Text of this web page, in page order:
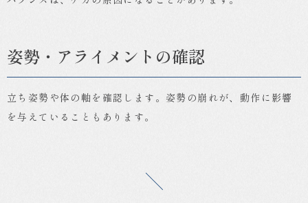
姿勢・アライメントの確認
立ち姿勢や体の軸を確認します。姿勢の崩れが、動作に影響
を与えていることもあります。